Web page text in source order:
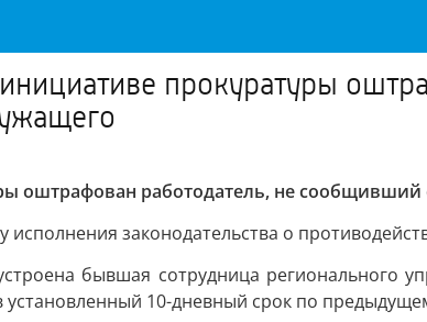
прокуратуры
оштрафован работодатель, не сообщивший
законодательства о
бывшая сотрудница регионального
10-дневный срок по